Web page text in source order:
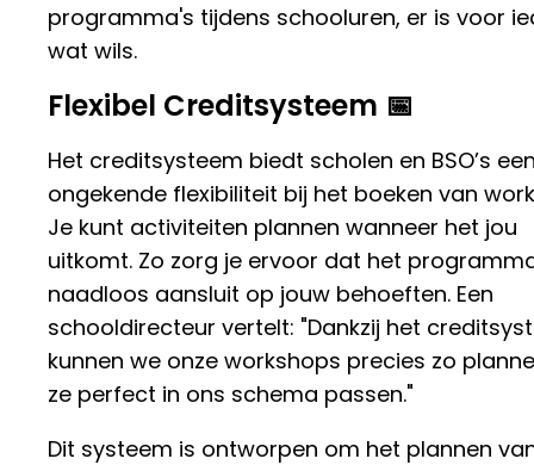
programma's tijdens schooluren, er is voor
wat wils.
Flexibel Creditsysteem 📅
Het creditsysteem biedt scholen en BSO’s
ongekende flexibiliteit bij het boeken van
Je kunt activiteiten plannen wanneer het jou
uitkomt. Zo zorg je ervoor dat het
naadloos aansluit op jouw behoeften. Een
schooldirecteur vertelt: "Dankzij het
kunnen we onze workshops precies zo
ze perfect in ons schema passen."
Dit systeem is ontworpen om het plannen